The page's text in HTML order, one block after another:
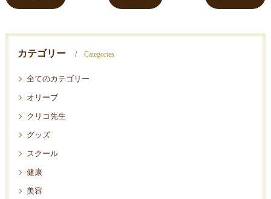
カテゴリー Categories
全てのカテゴリー
オリーブ
クリコ先生
グッズ
スクール
健康
美容